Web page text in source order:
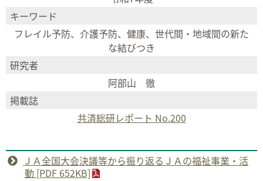
キーワード
フレイル予防、介護予防、健康、世代間・地域間の新た
な結びつき
研究者
阿部山 徹
掲載誌
共済総研レポート No.200
ＪＡ全国大会決議等から振り返るＪＡの福祉事業・活
動 [PDF 652KB]